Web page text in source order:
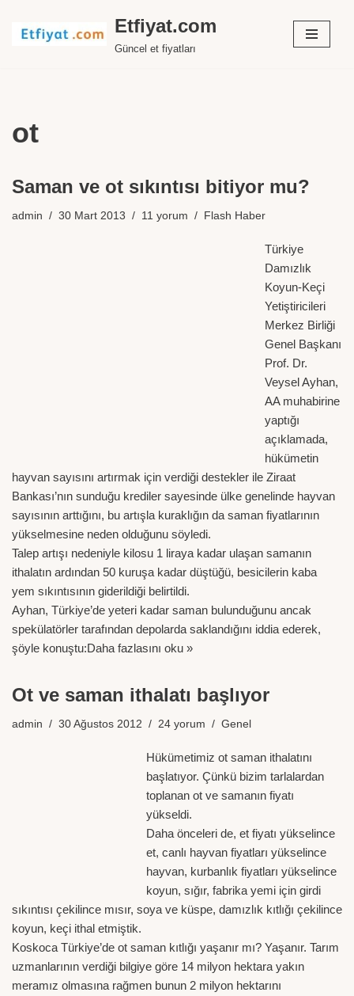
İçeriğe
Etfiyat.com
Güncel et fiyatları
ot
Saman ve ot sıkıntısı bitiyor mu?
admin 30 Mart 2013 11 yorum Flash Haber
Türkiye
Damızlık
Koyun-Keçi
Yetiştiricileri
Merkez Birliği
Genel Başkanı
Prof. Dr.
Veysel Ayhan,
AA muhabirine
yaptığı
açıklamada,
hükümetin
hayvan sayısını artırmak için verdiği destekler ile Ziraat
Bankası’nın sunduğu krediler sayesinde ülke genelinde hayvan
sayısının arttığını, bu artışla kuraklığın da saman fiyatlarının
yükselmesine neden olduğunu söyledi.
Talep artışı nedeniyle kilosu 1 liraya kadar ulaşan samanın
ithalatın ardından 50 kuruşa kadar düştüğü, besicilerin kaba
yem sıkıntısının giderildiği belirtildi.
Ayhan, Türkiye’de yeteri kadar saman bulunduğunu ancak
spekülatörler tarafından depolarda saklandığını iddia ederek,
şöyle konuştu:Daha fazlasını oku »
Ot ve saman ithalatı başlıyor
admin 30 Ağustos 2012 24 yorum Genel
Hükümetimiz ot saman ithalatını
başlatıyor. Çünkü bizim tarlalardan
toplanan ot ve samanın fiyatı
yükseldi.
Daha önceleri de, et fiyatı yükselince
et, canlı hayvan fiyatları yükselince
hayvan, kurbanlık fiyatları yükselince
koyun, sığır, fabrika yemi için girdi
sıkıntısı çekilince mısır, soya ve küspe, damızlık kıtlığı çekilince
koyun, keçi ithal etmiştik.
Koskoca Türkiye’de ot saman kıtlığı yaşanır mı? Yaşanır. Tarım
uzmanlarının verdiği bilgiye göre 14 milyon hektara yakın
meramız olmasına rağmen bunun 2 milyon hektarını